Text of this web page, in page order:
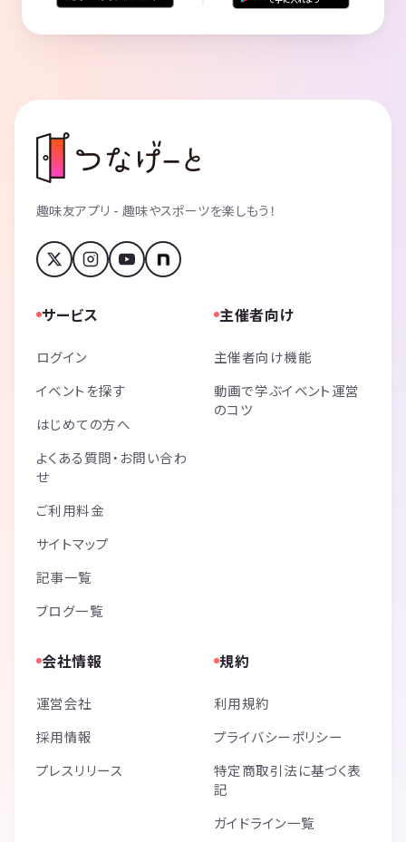
趣味友アプリ - 趣味やスポーツを楽しもう！
サービス
ログイン
イベントを探す
はじめての方へ
よくある質問・お問い合わ
せ
ご利用料金
サイトマップ
記事一覧
ブログ一覧
主催者向け
主催者向け機能
動画で学ぶイベント運営
のコツ
会社情報
運営会社
採用情報
プレスリリース
規約
利用規約
プライバシーポリシー
特定商取引法に基づく表
記
ガイドライン一覧